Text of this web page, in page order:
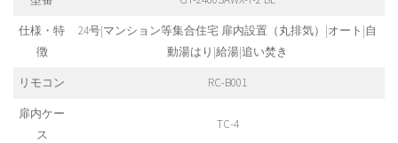
仕様・特
徴
24号|マンション等集合住宅 扉内設置（丸排気）|オート|自
動湯はり|給湯|追い焚き
リモコン RC-B001
扉内ケー
ス
TC-4